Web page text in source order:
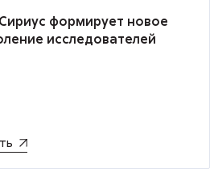
формирует новое
исследователей